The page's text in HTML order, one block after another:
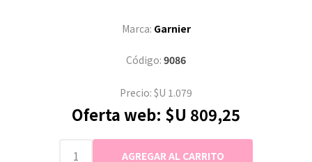
Marca: Garnier
Código: 9086
Precio: $U 1.079
Oferta web: $U 809,25